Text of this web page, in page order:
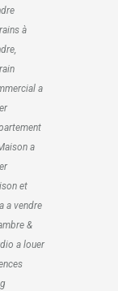
à
a
a
et
a vendre
&
a louer